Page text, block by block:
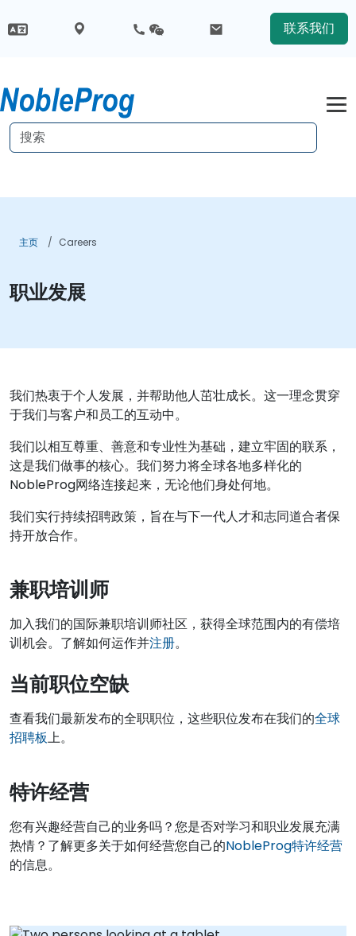
联系我们
主页 Careers
职业发展
我们热衷于个人发展，并帮助他人茁壮成长。这一理念贯穿
于我们与客户和员工的互动中。
我们以相互尊重、善意和专业性为基础，建立牢固的联系，
这是我们做事的核心。我们努力将全球各地多样化的
NobleProg网络连接起来，无论他们身处何地。
我们实行持续招聘政策，旨在与下一代人才和志同道合者保
持开放合作。
兼职培训师
加入我们的国际兼职培训师社区，获得全球范围内的有偿培
训机会。了解如何运作并注册。
当前职位空缺
查看我们最新发布的全职职位，这些职位发布在我们的全球
招聘板上。
特许经营
您有兴趣经营自己的业务吗？您是否对学习和职业发展充满
热情？了解更多关于如何经营您自己的NobleProg特许经营
的信息。